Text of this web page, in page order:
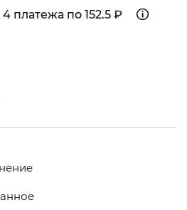
4 платежа по 152.5 ₽